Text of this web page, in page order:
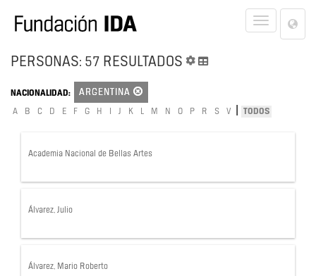
Toggle
PERSONAS: 57 RESULTADOS
NACIONALIDAD: ARGENTINA
A B C D E F G H J K L M N O P R S V TODOS
Academia Nacional de Bellas Artes
Álvarez, Julio
Álvarez, Mario Roberto